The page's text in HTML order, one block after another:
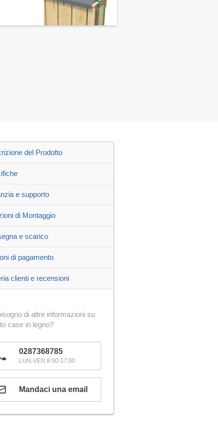
del Prodotto
e supporto
di Montaggio
e scarico
di pagamento
clienti e recensioni
di altre informazioni su
case in legno?
0287368785
LUN-VEN 8:00-17:00
Mandaci una email